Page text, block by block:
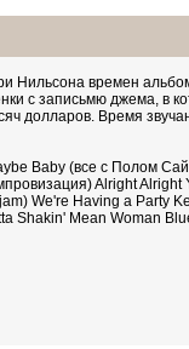
Нильсона времен
с записьмю джема, в
долларов. Время
Baby (все с Полом
Alright Alright
We're Having a Party
Shakin' Mean Woman